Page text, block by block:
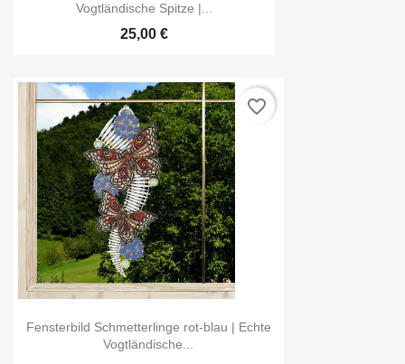
Vogtländische Spitze |...
25,00 €
Fensterbild Schmetterlinge rot-blau | Echte
Vogtländische...
favorite_border